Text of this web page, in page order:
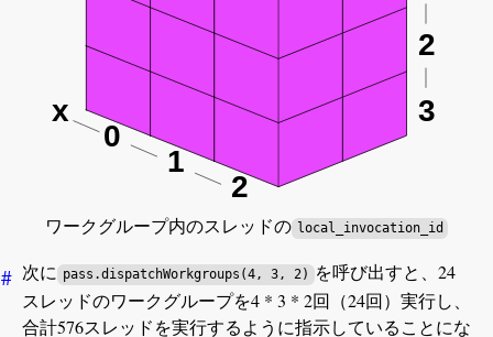
ワークグループ内のスレッドの local_invocation_id
# 次に pass.dispatchWorkgroups(4, 3, 2) を呼び出すと、24
スレッドのワークグループを4 * 3 * 2回（24回）実行し、
合計576スレッドを実行するように指示していることにな